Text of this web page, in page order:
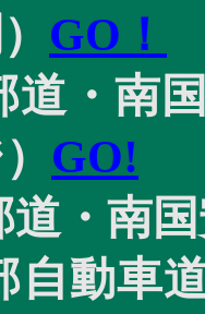
GO ！
道・南
GO!
道・南
自動車